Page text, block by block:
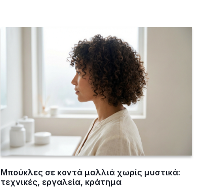
Μπούκλες σε κοντά μαλλιά χωρίς μυστικά:
τεχνικές, εργαλεία, κράτημα